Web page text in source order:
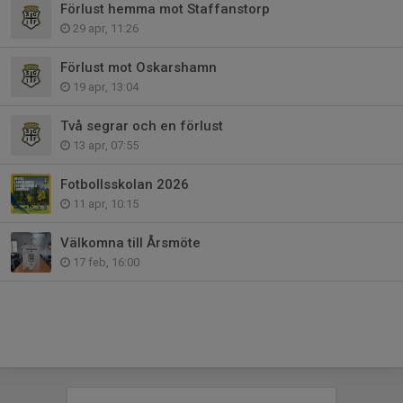
Förlust hemma mot Staffanstorp
29 apr, 11:26
Förlust mot Oskarshamn
19 apr, 13:04
Två segrar och en förlust
13 apr, 07:55
Fotbollsskolan 2026
11 apr, 10:15
Välkomna till Årsmöte
17 feb, 16:00